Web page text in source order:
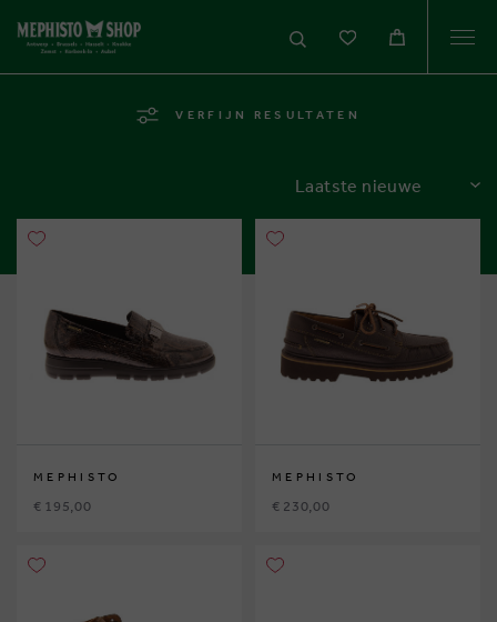
VERFIJN RESULTATEN
SORTEREN
MEPHISTO
€ 195,00
MEPHISTO
€ 230,00